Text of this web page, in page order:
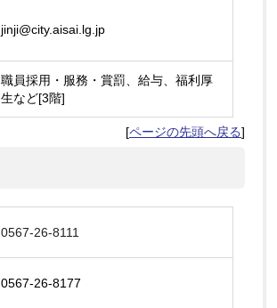
jinji@city.aisai.lg.jp
職員採用・服務・賞罰、給与、福利厚
生など[3階]
[ページの先頭へ戻る]
0567-26-8111
0567-26-8177